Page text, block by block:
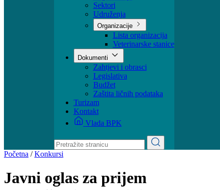
Ministar
Nadležnosti
Organizacija
Sektori
Udruženja
Organizacije
Lista organizacija
Veterinarske stanice
Dokumenti
Zahtjevi i obrasci
Legislativa
Budžet
Zaštita ličnih podataka
Turizam
Kontakt
Vlada BPK
Početna/Konkursi